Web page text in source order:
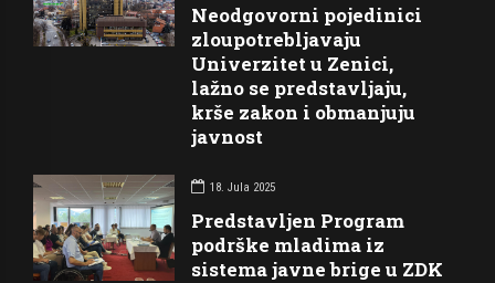
Neodgovorni pojedinici
zloupotrebljavaju
Univerzitet u Zenici,
lažno se predstavljaju,
krše zakon i obmanjuju
javnost
18. Jula 2025
Predstavljen Program
podrške mladima iz
sistema javne brige u ZDK